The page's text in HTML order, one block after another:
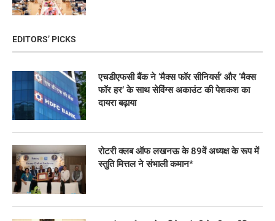
EDITORS’ PICKS
एचडीएफसी बैंक ने ‘मैक्स फॉर सीनियर्स’ और ‘मैक्स
फॉर हर’ के साथ सेविंग्स अकाउंट की पेशकश का
दायरा बढ़ाया
रोटरी क्लब ऑफ लखनऊ के 89वें अध्यक्ष के रूप में
स्तुति मित्तल ने संभाली कमान*